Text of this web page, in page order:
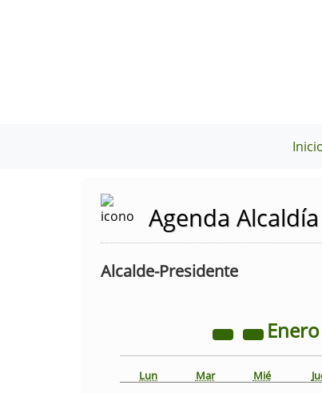
Agenda Alcaldía
Alcalde-Presidente
Enero
Lun Mar Mié